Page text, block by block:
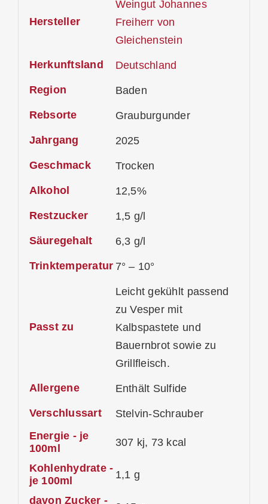
Hersteller
Weingut Johannes
Freiherr von
Gleichenstein
Herkunftsland Deutschland
Region Baden
Rebsorte Grauburgunder
Jahrgang 2025
Geschmack Trocken
Alkohol 12,5%
Restzucker 1,5 g/l
Säuregehalt 6,3 g/l
Trinktemperatur 7° – 10°
Passt zu
Leicht gekühlt passend
zu Vesper mit
Kalbspastete und
Bauernbrot sowie zu
Grillfleisch.
Allergene Enthält Sulfide
Verschlussart
Stelvin-Schrauber
Energie - je
100ml
307 kj, 73 kcal
Kohlenhydrate -
je 100ml
1,1 g
davon Zucker -